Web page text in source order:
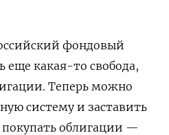
фондовый
еще какая-то свобода,
Теперь можно
систему и заставить
облигации —